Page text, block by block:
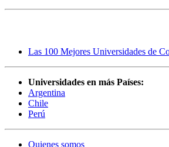
Las 100 Mejores Universidades de
Universidades en más Países:
Argentina
Chile
Perú
Quienes somos